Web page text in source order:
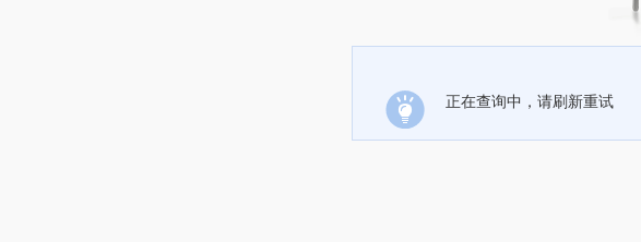
正在查询中，请刷新重试